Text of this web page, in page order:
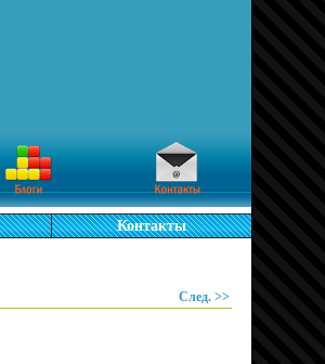
Контакты
След. >>